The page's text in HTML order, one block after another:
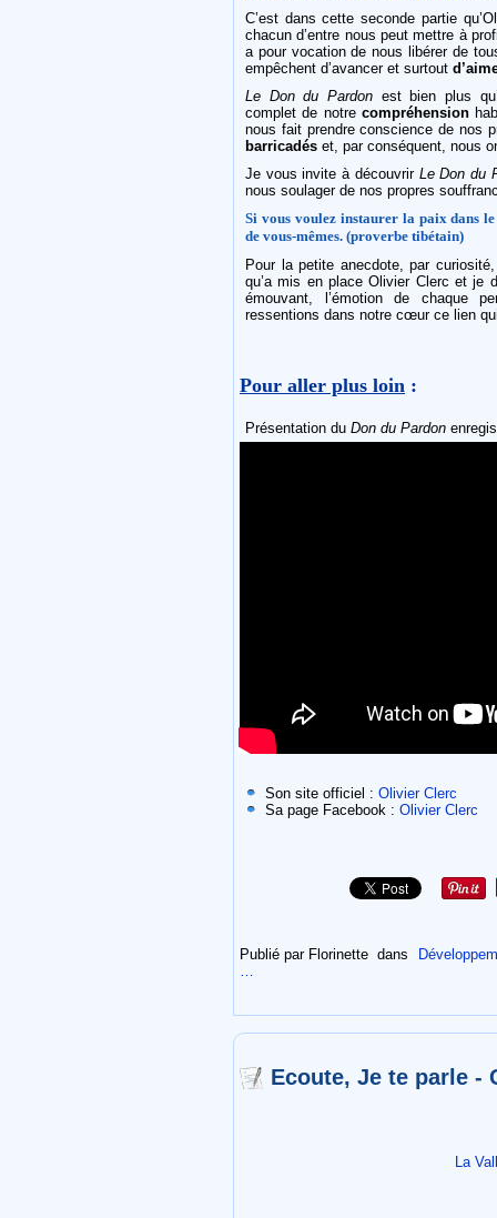
C’est dans cette seconde partie
chacun d’entre nous peut mettre à
a pour vocation de nous libérer de
empêchent d’avancer et surtout
Le Don du Pardonest bien plus
complet de notre compréhension
nous fait prendre conscience de nos
barricadés et, par conséquent, nous
Je vous invite à découvrir Le Don du
nous soulager de nos propres
Si vous voulez instaurer la paix dans
de vous-mêmes. (proverbe tibétain)
Pour la petite anecdote, par
qu’a mis en place Olivier Clerc et je
émouvant, l’émotion de chaque
ressentions dans notre cœur ce lien
Pour aller plus loin :
Présentation du Don du Pardon
Son site officiel : Olivier Clerc
Sa page Facebook : Olivier Clerc
Publié par Florinette dans
…
Ecoute, Je te parle -
La